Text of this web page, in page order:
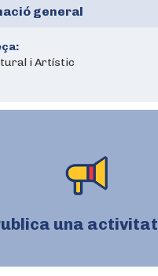
general
i Artístic
una activitat